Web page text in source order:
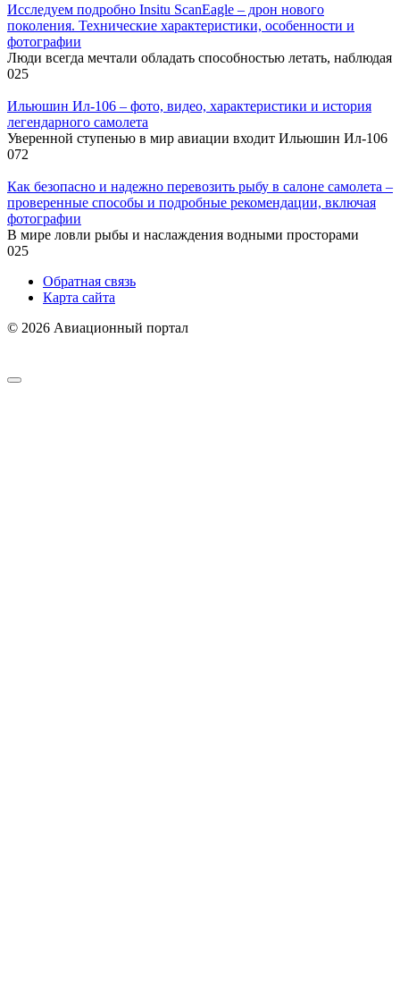
Исследуем подробно Insitu ScanEagle – дрон нового
поколения. Технические характеристики, особенности и
фотографии
Люди всегда мечтали обладать способностью летать, наблюдая
025
Ильюшин Ил-106 – фото, видео, характеристики и история
легендарного самолета
Уверенной ступенью в мир авиации входит Ильюшин Ил-106
072
Как безопасно и надежно перевозить рыбу в салоне самолета –
проверенные способы и подробные рекомендации, включая
фотографии
В мире ловли рыбы и наслаждения водными просторами
025
Обратная связь
Карта сайта
© 2026 Авиационный портал